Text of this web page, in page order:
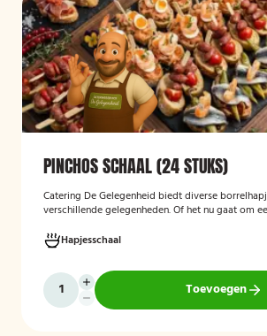
PINCHOS SCHAAL (24 STUKS)
Catering De Gelegenheid biedt diverse
verschillende gelegenheden. Of het nu gaat om
Hieronder ziet u een selectie uit ons aanbod. De Poncho's schaal is
geschikt voor maximaal 6 personen
Hapjesschaal
Toevoegen